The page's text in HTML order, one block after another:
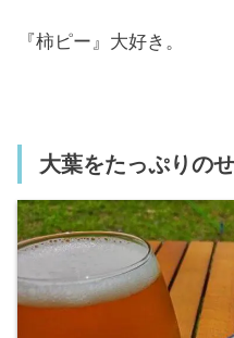
『柿ピー』大好き。
大葉をたっぷりの